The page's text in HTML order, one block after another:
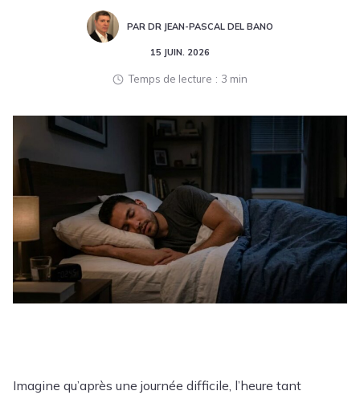
PAR DR JEAN-PASCAL DEL BANO
15 JUIN. 2026
Temps de lecture 3 min
Imagine qu’après une journée difficile, l’heure tant